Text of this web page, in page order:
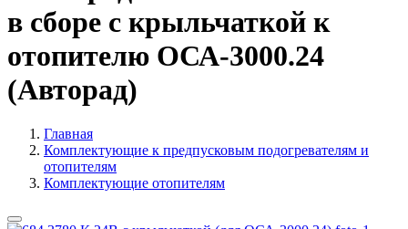
в сборе с крыльчаткой к
отопителю ОСА-3000.24
(Авторад)
Главная
Комплектующие к предпусковым подогревателям и
отопителям
Комплектующие отопителям